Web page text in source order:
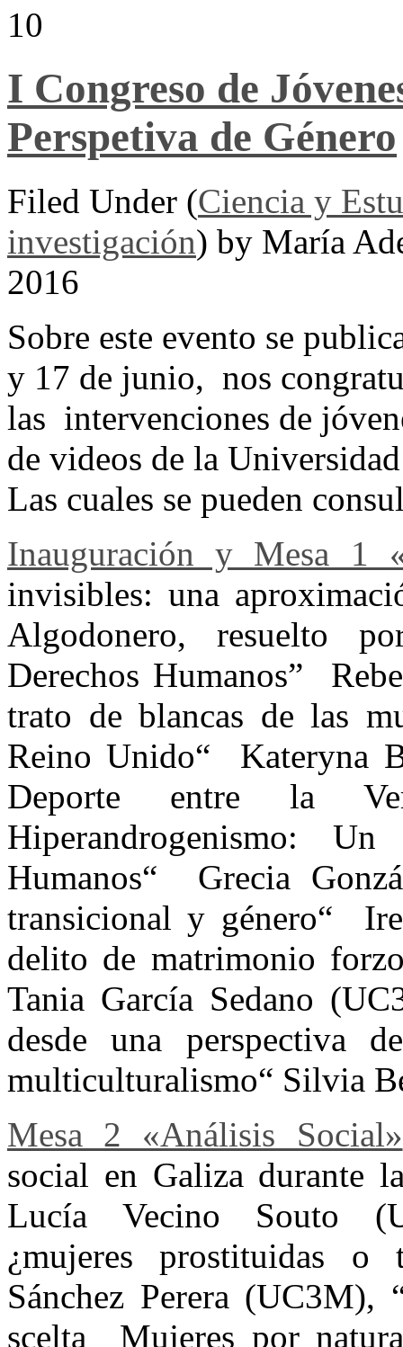
10
I Congreso de
Perspetiva de Género
Filed Under (Ciencia y
investigación) by María
2016
Sobre este evento se
y 17 de junio, nos
las intervenciones de
de videos de la
Las cuales se pueden
Inauguración y Mesa 1
invisibles: una
Algodonero, resuelto
Derechos Humanos”
trato de blancas de las
Reino Unido“ ­ Kateryna
Deporte entre la
Hiperandrogenismo:
Humanos“ ­ Grecia
transicional y género“
delito de matrimonio
Tania García Sedano
desde una perspectiva
multiculturalismo“ Silvia
Mesa 2 «Análisis Social»
social en Galiza durante
Lucía Vecino Souto
¿mujeres prostituidas o
Sánchez Perera
scelta ­ Mujeres por